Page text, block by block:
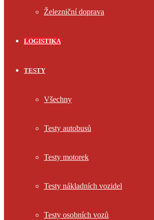
Železniční doprava
LOGISTIKA
TESTY
Všechny
Testy autobusů
Testy motorek
Testy nákladních vozidel
Testy osobních vozů